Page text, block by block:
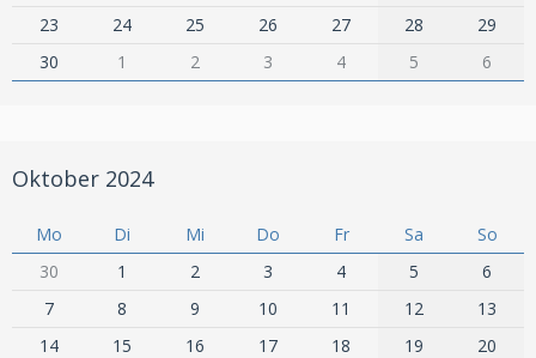
23
24 25 26 27 28
29
30
1 2 3 4 5 6
Oktober 2024
Mo Di Mi Do Fr Sa
So
30
1 2 3 4 5
6
7
8 9 10 11 12
13
14
15 16 17 18 19 20